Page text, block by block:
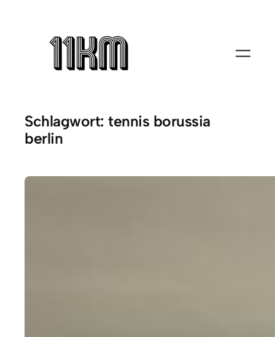
Schlagwort:tennis borussia
berlin